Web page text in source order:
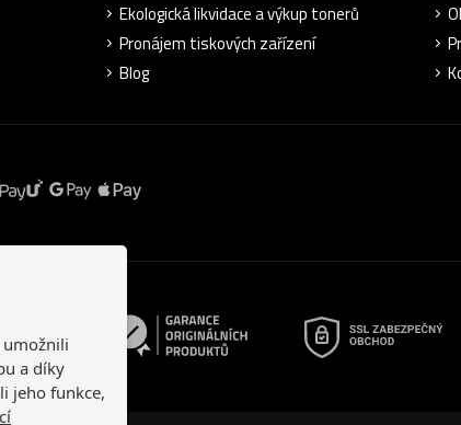
Ekologická likvidace a výkup tonerů
Pronájem tiskových zařízení
Blog
umožnili
a díky
jeho funkce,